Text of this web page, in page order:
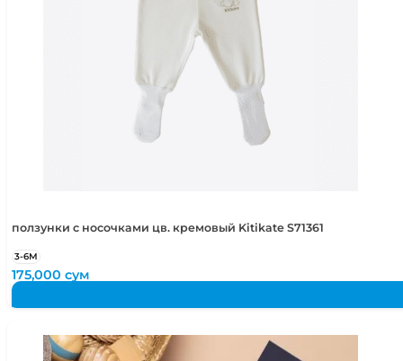
ползунки с носочками цв. кремовый Kitikate S71361
3-6М
175,000сум